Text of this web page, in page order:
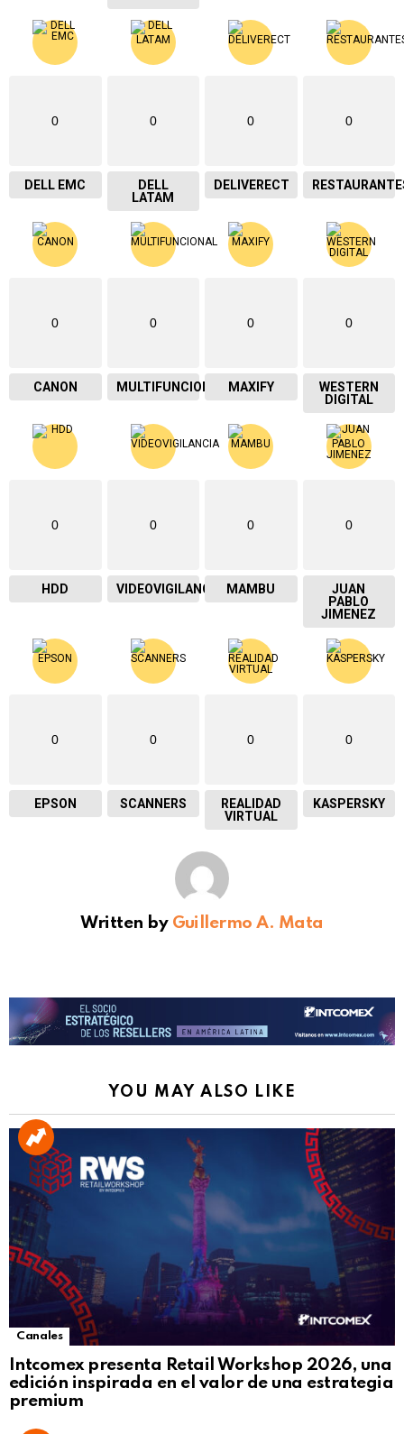
0
DELL EMC
0
DELL
LATAM
0
DELIVERECT
0
0
CANON
0
MULTIFUNCIONAL
0
MAXIFY
0
WESTERN
DIGITAL
0
HDD
0
VIDEOVIGILANCIA
0
MAMBU
0
JUAN
PABLO
JIMENEZ
0
EPSON
0
SCANNERS
0
REALIDAD
VIRTUAL
0
KASPERSKY
Written by Guillermo A. Mata
YOU MAY ALSO LIKE
Canales
Intcomex presenta Retail Workshop 2026, una
edición inspirada en el valor de una estrategia
premium